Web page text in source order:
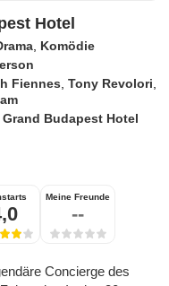
Hotel
Komödie
Fiennes ,Tony Revolori
Grand Budapest Hotel
Meine Freunde
--
Concierge des